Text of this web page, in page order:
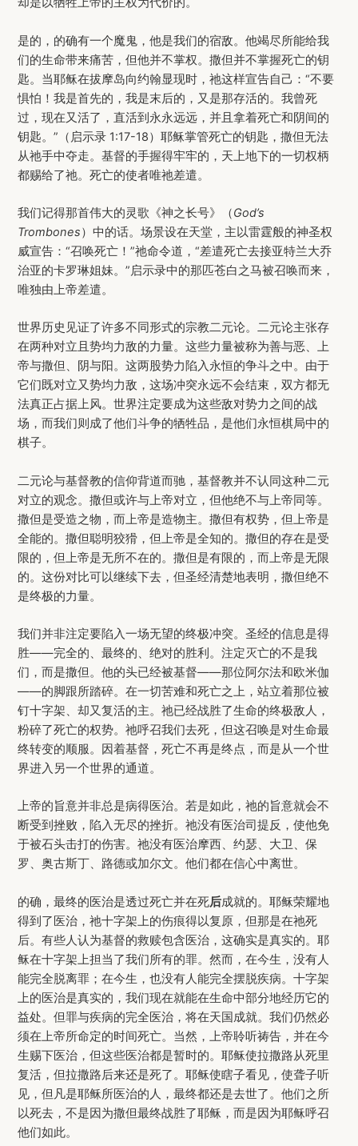
是的，的确有一个魔鬼，他是我们的宿敌。他竭尽所能给我
们的生命带来痛苦，但他并不掌权。撒但并不掌握死亡的钥
匙。当耶稣在拔摩岛向约翰显现时，祂这样宣告自己：“不要
惧怕！我是首先的，我是末后的，又是那存活的。我曾死
过，现在又活了，直活到永永远远，并且拿着死亡和阴间的
钥匙。”（启示录 1:17-18）耶稣掌管死亡的钥匙，撒但无法
从祂手中夺走。基督的手握得牢牢的，天上地下的一切权柄
都赐给了祂。死亡的使者唯祂差遣。
我们记得那首伟大的灵歌《神之长号》（God’s
Trombones）中的话。场景设在天堂，主以雷霆般的神圣权
威宣告：“召唤死亡！”祂命令道，“差遣死亡去接亚特兰大乔
治亚的卡罗琳姐妹。”启示录中的那匹苍白之马被召唤而来，
唯独由上帝差遣。
世界历史见证了许多不同形式的宗教二元论。二元论主张存
在两种对立且势均力敌的力量。这些力量被称为善与恶、上
帝与撒但、阴与阳。这两股势力陷入永恒的争斗之中。由于
它们既对立又势均力敌，这场冲突永远不会结束，双方都无
法真正占据上风。世界注定要成为这些敌对势力之间的战
场，而我们则成了他们斗争的牺牲品，是他们永恒棋局中的
棋子。
二元论与基督教的信仰背道而驰，基督教并不认同这种二元
对立的观念。撒但或许与上帝对立，但他绝不与上帝同等。
撒但是受造之物，而上帝是造物主。撒但有权势，但上帝是
全能的。撒但聪明狡猾，但上帝是全知的。撒但的存在是受
限的，但上帝是无所不在的。撒但是有限的，而上帝是无限
的。这份对比可以继续下去，但圣经清楚地表明，撒但绝不
是终极的力量。
我们并非注定要陷入一场无望的终极冲突。圣经的信息是得
胜——完全的、最终的、绝对的胜利。注定灭亡的不是我
们，而是撒但。他的头已经被基督——那位阿尔法和欧米伽
——的脚跟所踏碎。在一切苦难和死亡之上，站立着那位被
钉十字架、却又复活的主。祂已经战胜了生命的终极敌人，
粉碎了死亡的权势。祂呼召我们去死，但这召唤是对生命最
终转变的顺服。因着基督，死亡不再是终点，而是从一个世
界进入另一个世界的通道。
上帝的旨意并非总是病得医治。若是如此，祂的旨意就会不
断受到挫败，陷入无尽的挫折。祂没有医治司提反，使他免
于被石头击打的伤害。祂没有医治摩西、约瑟、大卫、保
罗、奥古斯丁、路德或加尔文。他们都在信心中离世。
的确，最终的医治是透过死亡并在死后成就的。耶稣荣耀地
得到了医治，祂十字架上的伤痕得以复原，但那是在祂死
后。有些人认为基督的救赎包含医治，这确实是真实的。耶
稣在十字架上担当了我们所有的罪。然而，在今生，没有人
能完全脱离罪；在今生，也没有人能完全摆脱疾病。十字架
上的医治是真实的，我们现在就能在生命中部分地经历它的
益处。但罪与疾病的完全医治，将在天国成就。我们仍然必
须在上帝所命定的时间死亡。当然，上帝聆听祷告，并在今
生赐下医治，但这些医治都是暂时的。耶稣使拉撒路从死里
复活，但拉撒路后来还是死了。耶稣使瞎子看见，使聋子听
见，但凡是耶稣所医治的人，最终都还是去世了。他们之所
以死去，不是因为撒但最终战胜了耶稣，而是因为耶稣呼召
他们如此。